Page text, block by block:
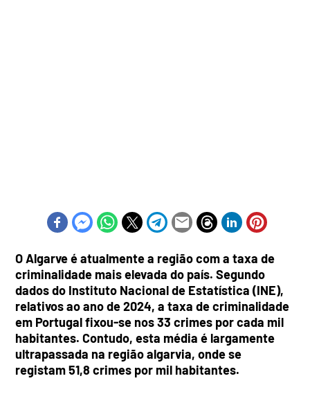
O Algarve é atualmente a região com a taxa de
criminalidade mais elevada do país. Segundo
dados do Instituto Nacional de Estatística (INE),
relativos ao ano de 2024, a taxa de criminalidade
em Portugal fixou-se nos 33 crimes por cada mil
habitantes. Contudo, esta média é largamente
ultrapassada na região algarvia, onde se
registam 51,8 crimes por mil habitantes.